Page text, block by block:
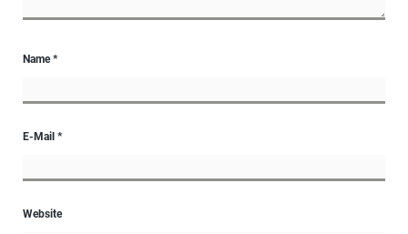
Name*
E-Mail *
Website